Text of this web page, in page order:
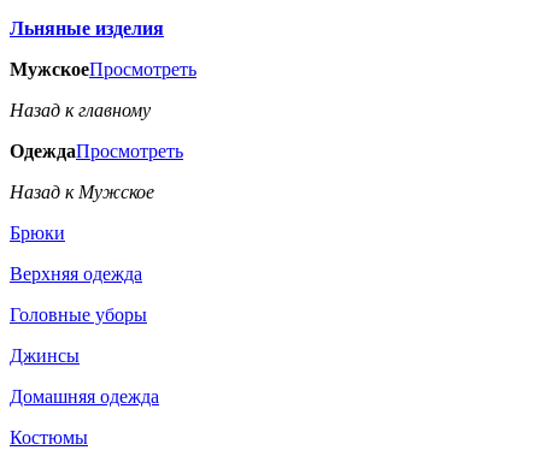
Льняные изделия
МужскоеПросмотреть
Назад к главному
ОдеждаПросмотреть
Назад к Мужское
Брюки
Верхняя одежда
Головные уборы
Джинсы
Домашняя одежда
Костюмы